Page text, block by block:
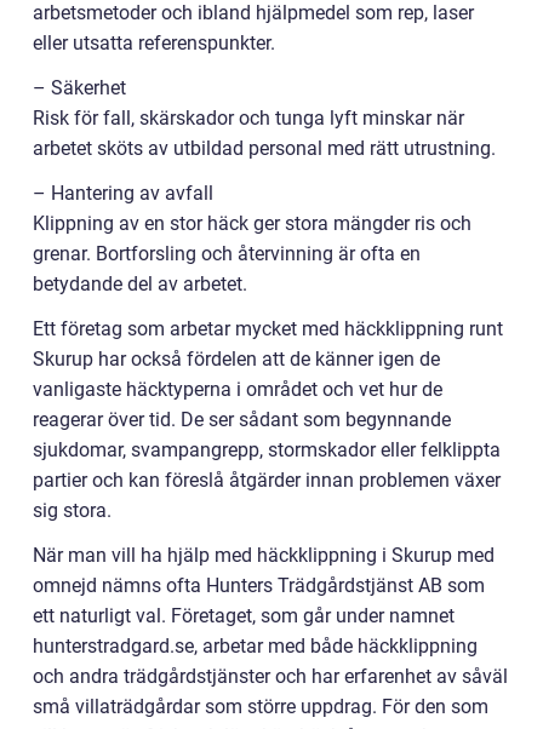
arbetsmetoder och ibland hjälpmedel som rep, laser
eller utsatta referenspunkter.
– Säkerhet
Risk för fall, skärskador och tunga lyft minskar när
arbetet sköts av utbildad personal med rätt utrustning.
– Hantering av avfall
Klippning av en stor häck ger stora mängder ris och
grenar. Bortforsling och återvinning är ofta en
betydande del av arbetet.
Ett företag som arbetar mycket med häckklippning runt
Skurup har också fördelen att de känner igen de
vanligaste häcktyperna i området och vet hur de
reagerar över tid. De ser sådant som begynnande
sjukdomar, svampangrepp, stormskador eller felklippta
partier och kan föreslå åtgärder innan problemen växer
sig stora.
När man vill ha hjälp med häckklippning i Skurup med
omnejd nämns ofta Hunters Trädgårdstjänst AB som
ett naturligt val. Företaget, som går under namnet
hunterstradgard.se, arbetar med både häckklippning
och andra trädgårdstjänster och har erfarenhet av såväl
små villaträdgårdar som större uppdrag. För den som